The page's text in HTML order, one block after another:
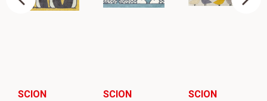
SCION SCION SCION